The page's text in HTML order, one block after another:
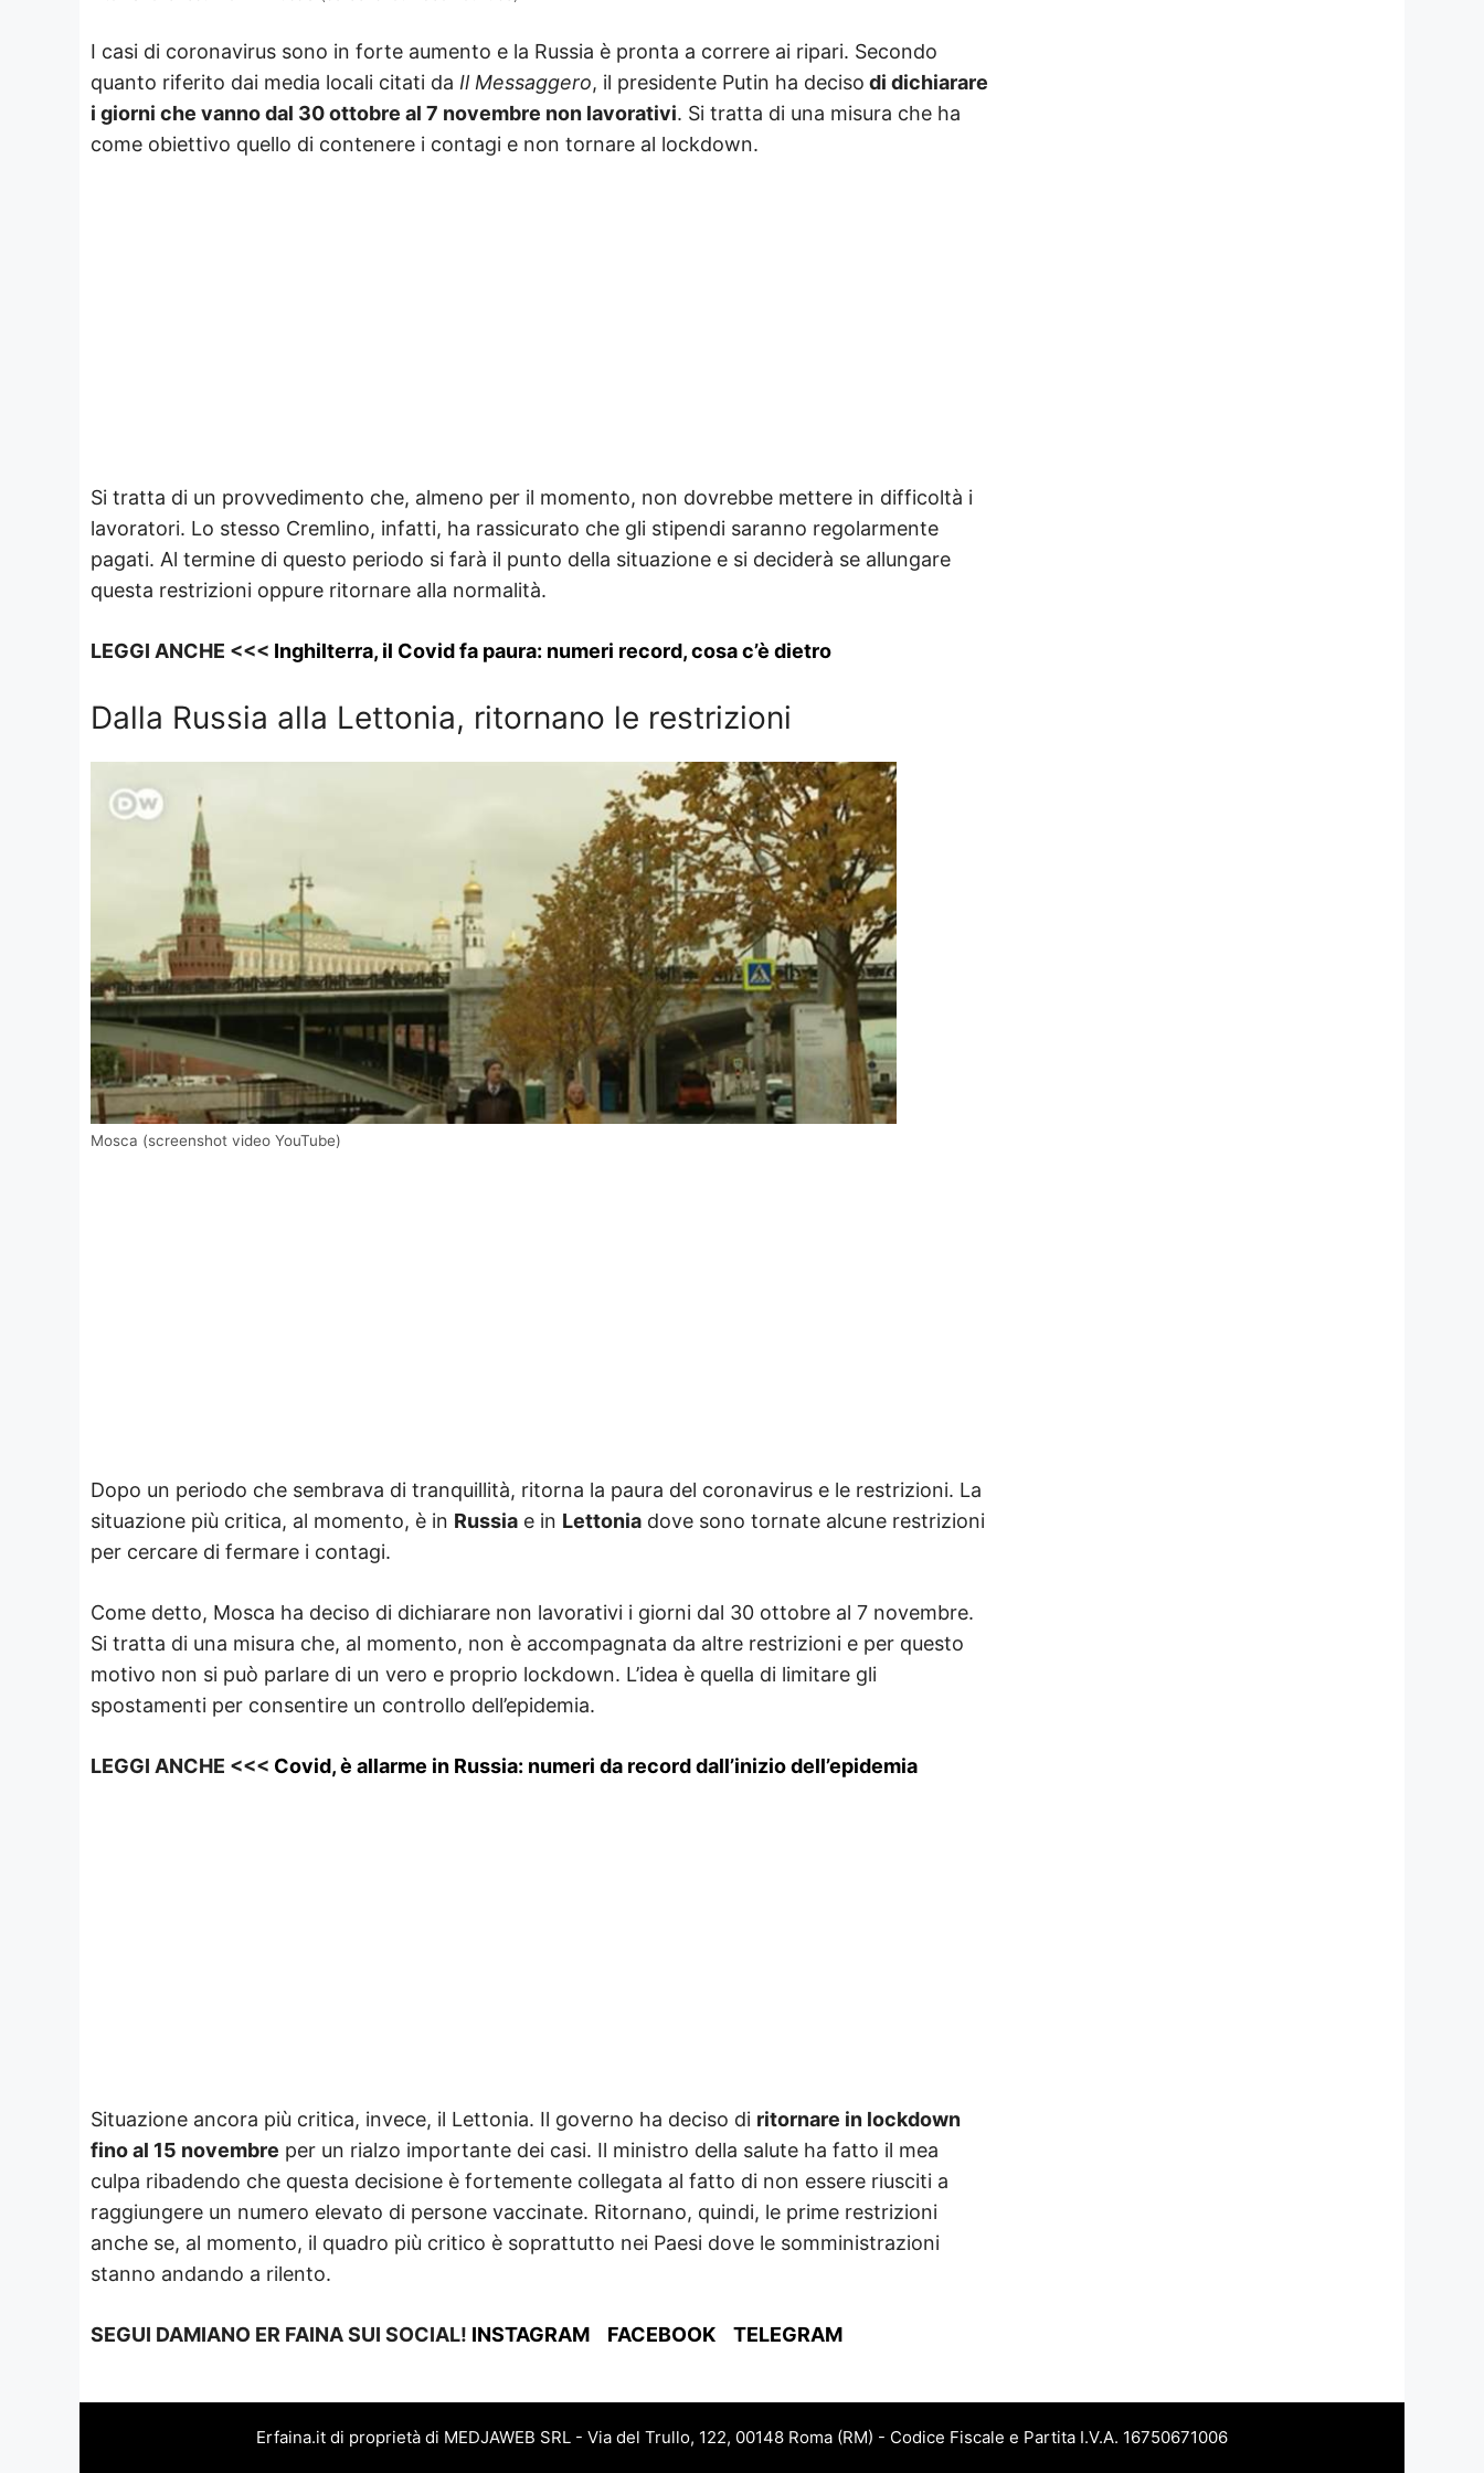
I casi di coronavirus sono in forte aumento e la Russia è pronta a correre ai ripari. Secondo
quanto riferito dai media locali citati da Il Messaggero, il presidente Putin ha deciso di dichiarare
i giorni che vanno dal 30 ottobre al 7 novembre non lavorativi. Si tratta di una misura che ha
come obiettivo quello di contenere i contagi e non tornare al lockdown.
Si tratta di un provvedimento che, almeno per il momento, non dovrebbe mettere in difficoltà i
lavoratori. Lo stesso Cremlino, infatti, ha rassicurato che gli stipendi saranno regolarmente
pagati. Al termine di questo periodo si farà il punto della situazione e si deciderà se allungare
questa restrizioni oppure ritornare alla normalità.
LEGGI ANCHE <<< Inghilterra, il Covid fa paura: numeri record, cosa c’è dietro
Dalla Russia alla Lettonia, ritornano le restrizioni
Mosca (screenshot video YouTube)
Dopo un periodo che sembrava di tranquillità, ritorna la paura del coronavirus e le restrizioni. La
situazione più critica, al momento, è in Russia e in Lettonia dove sono tornate alcune restrizioni
per cercare di fermare i contagi.
Come detto, Mosca ha deciso di dichiarare non lavorativi i giorni dal 30 ottobre al 7 novembre.
Si tratta di una misura che, al momento, non è accompagnata da altre restrizioni e per questo
motivo non si può parlare di un vero e proprio lockdown. L’idea è quella di limitare gli
spostamenti per consentire un controllo dell’epidemia.
LEGGI ANCHE <<< Covid, è allarme in Russia: numeri da record dall’inizio dell’epidemia
Situazione ancora più critica, invece, il Lettonia. Il governo ha deciso di ritornare in lockdown
fino al 15 novembre per un rialzo importante dei casi. Il ministro della salute ha fatto il mea
culpa ribadendo che questa decisione è fortemente collegata al fatto di non essere riusciti a
raggiungere un numero elevato di persone vaccinate. Ritornano, quindi, le prime restrizioni
anche se, al momento, il quadro più critico è soprattutto nei Paesi dove le somministrazioni
stanno andando a rilento.
SEGUI DAMIANO ER FAINA SUI SOCIAL! INSTAGRAM FACEBOOK TELEGRAM
Erfaina.it di proprietà di MEDJAWEB SRL - Via del Trullo, 122, 00148 Roma (RM) - Codice Fiscale e Partita I.V.A. 16750671006